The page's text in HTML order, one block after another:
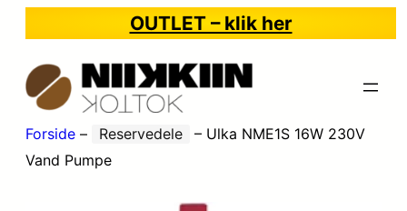
OUTLET – klik her
Forside – Reservedele – Ulka NME1S 16W 230V
Vand Pumpe